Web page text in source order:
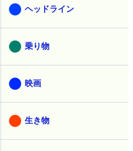
ヘッドライン
乗り物
映画
生き物